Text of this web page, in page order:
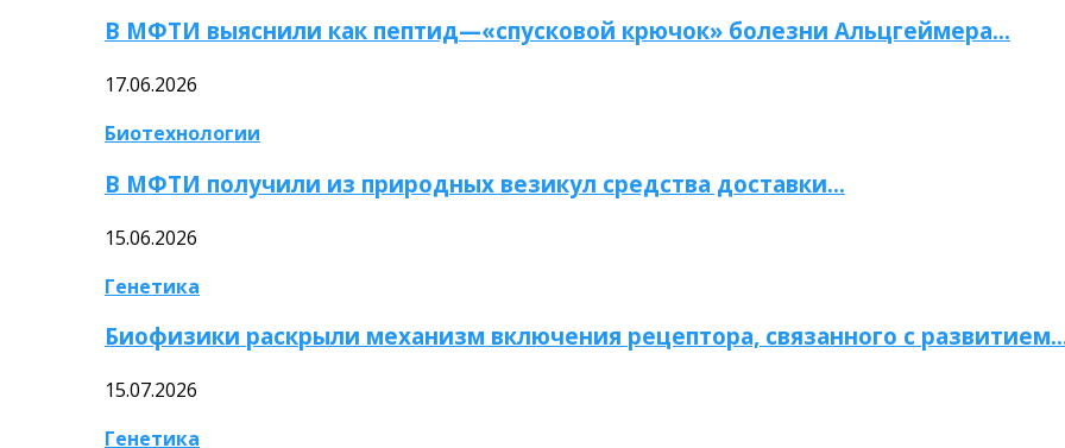
В МФТИ выяснили как пептид—«спусковой крючок» болезни Альцгеймера…
17.06.2026
Биотехнологии
В МФТИ получили из природных везикул средства доставки…
15.06.2026
Генетика
Биофизики раскрыли механизм включения рецептора, связанного с
15.07.2026
Генетика